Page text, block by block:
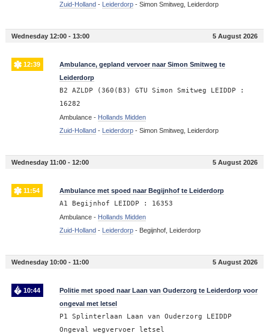
Zuid-Holland- Leiderdorp- Simon Smitweg, Leiderdorp
Wednesday 12:00 - 13:00 5 August 2026
12:39
Ambulance, gepland vervoer naar Simon Smitweg te
Leiderdorp
B2 AZLDP (360(B3) GTU Simon Smitweg LEIDDP :
16282
Ambulance - Hollands Midden
Zuid-Holland- Leiderdorp- Simon Smitweg, Leiderdorp
Wednesday 11:00 - 12:00 5 August 2026
11:54 Ambulance met spoed naar Begijnhof te Leiderdorp
A1 Begijnhof LEIDDP : 16353
Ambulance - Hollands Midden
Zuid-Holland- Leiderdorp- Begijnhof, Leiderdorp
Wednesday 10:00 - 11:00 5 August 2026
10:44
Politie met spoed naar Laan van Ouderzorg te Leiderdorp voor
ongeval met letsel
P1 Splinterlaan Laan van Ouderzorg LEIDDP
Ongeval wegvervoer letsel